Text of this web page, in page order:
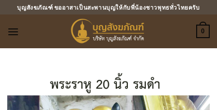
บุญสังฆภัณฑ์ ขออาสาเป็นสะพานบุญให้กับพี่น้องชาวพุทธทั่วไทยครับ
0